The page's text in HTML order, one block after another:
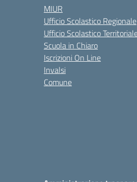
MIUR
Ufficio Scolastico Regionale
Ufficio Scolastico
Scuola in Chiaro
Iscrizioni On Line
Invalsi
Comune